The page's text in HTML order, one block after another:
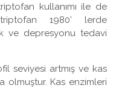
kullanımı ile de
1980’ lerde
ve depresyonu tedavi
seviyesi artmış ve kas
olmuştur. Kas enzimleri